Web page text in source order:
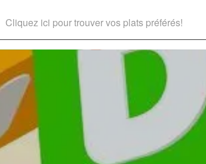
Cliquez ici pour trouver vos plats préférés!